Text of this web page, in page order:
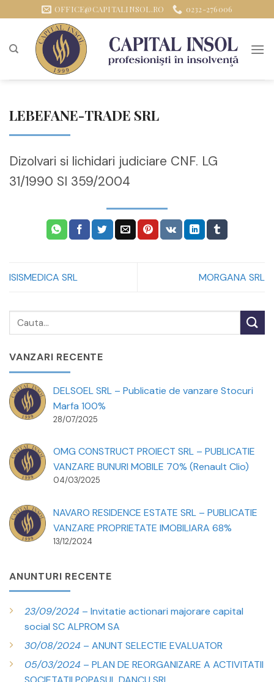
conținut
OFFICE@CAPITALINSOL.RO 0232-276006
LEBEFANE-TRADE SRL
Dizolvari si lichidari judiciare CNF. LG
31/1990 SI 359/2004
ISISMEDICA SRL MORGANA SRL
VANZARI RECENTE
DELSOEL SRL – Publicatie de vanzare Stocuri
Marfa 100%
28/07/2025
OMG CONSTRUCT PROIECT SRL – PUBLICATIE
VANZARE BUNURI MOBILE 70% (Renault Clio)
04/03/2025
NAVARO RESIDENCE ESTATE SRL – PUBLICATIE
VANZARE PROPRIETATE IMOBILIARA 68%
13/12/2024
ANUNTURI RECENTE
23/09/2024 – Invitatie actionari majorare capital
social SC ALPROM SA
30/08/2024 – ANUNT SELECTIE EVALUATOR
05/03/2024 – PLAN DE REORGANIZARE A ACTIVITATII